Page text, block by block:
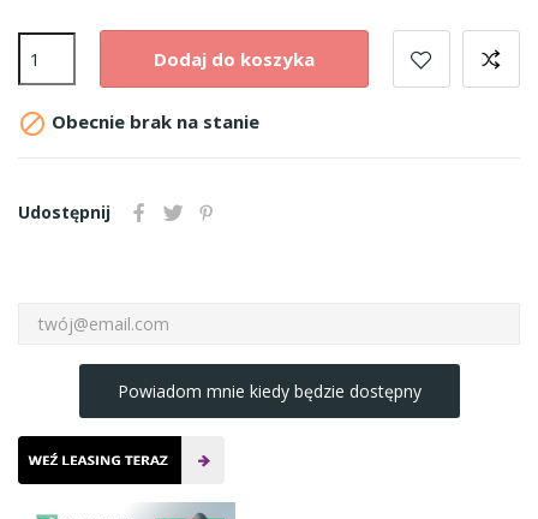
Dodaj do koszyka
 Obecnie brak na stanie
Udostępnij
Powiadom mnie kiedy będzie dostępny